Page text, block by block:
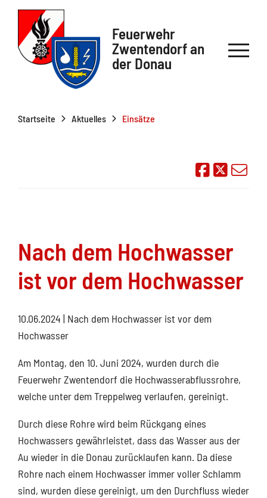
Feuerwehr
Zwentendorf an
der Donau
Startseite Aktuelles Einsätze
Auf
Nach dem Hochwasser
ist vor dem Hochwasser
10.06.2024 | Nach dem Hochwasser ist vor dem
Hochwasser
Am Montag, den 10. Juni 2024, wurden durch die
Feuerwehr Zwentendorf die Hochwasserabflussrohre,
welche unter dem Treppelweg verlaufen, gereinigt.
Durch diese Rohre wird beim Rückgang eines
Hochwassers gewährleistet, dass das Wasser aus der
Au wieder in die Donau zurücklaufen kann. Da diese
Rohre nach einem Hochwasser immer voller Schlamm
sind, wurden diese gereinigt, um den Durchfluss wieder